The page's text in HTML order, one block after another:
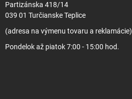
Partizánska 418/14
039 01 Turčianske Teplice
(adresa na výmenu tovaru a reklamácie)
Pondelok až piatok 7:00 - 15:00 hod.